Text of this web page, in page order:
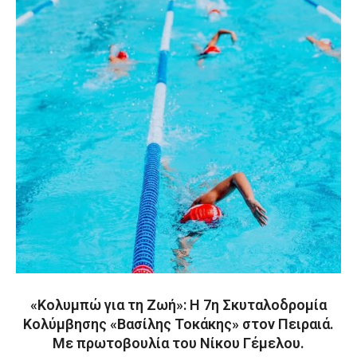
«Κολυμπώ για τη Ζωή»: Η 7η Σκυταλοδρομία
Κολύμβησης «Βασίλης Τοκάκης» στον Πειραιά.
Με πρωτοβουλία του Νίκου Γέμελου.